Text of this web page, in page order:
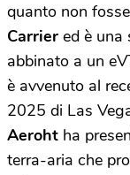
quanto non
Carrier ed è una
abbinato a un
è avvenuto al
2025 di Las
Aeroht ha
terra-aria che